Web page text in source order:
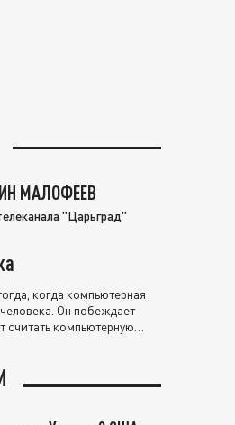
МАЛОФЕЕВ
"Царьград"
когда компьютерная
Он побеждает
считать компьютерную